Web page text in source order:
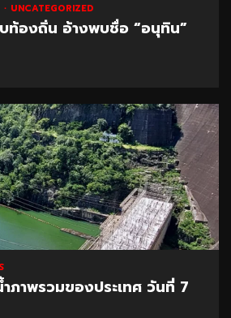
UNCATEGORIZED
ท้องถิ่น อ้างพบชื่อ “อนุทิน”
ภาพรวมของประเทศ วันที่ 7